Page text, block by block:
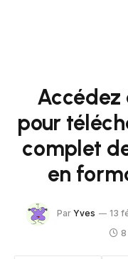
Accédez
pour
complet
en
Par Yves 13
8